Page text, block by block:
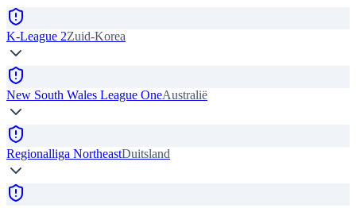
K-League 2Zuid-Korea
New South Wales League OneAustralië
Regionalliga NortheastDuitsland